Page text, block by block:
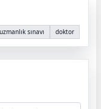
sınavı doktor